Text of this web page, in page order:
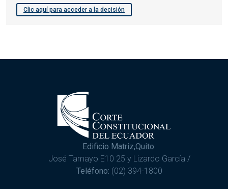
Clic aquí para acceder a la decisión
Edificio Matriz,Quito:
José Tamayo E10 25 y Lizardo García /
Teléfono: (02) 394-1800